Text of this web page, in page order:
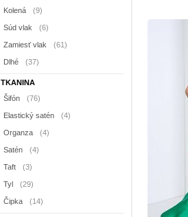
Kolená (9)
Súd vlak (6)
Zamiesť vlak (61)
Dlhé (37)
TKANINA
Šifón
(76)
Elastický satén (4)
Organza (4)
Satén (4)
Taft (3)
Tyl (29)
Čipka (14)